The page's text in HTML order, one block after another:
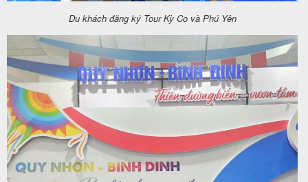
Du khách đăng ký Tour Kỳ Co và Phú Yên